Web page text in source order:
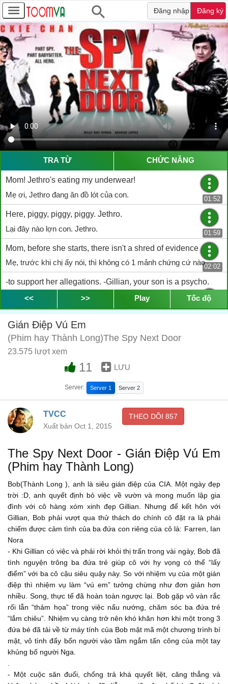
Đăng nhập Đăng ký
TRA TỪ CHỨC NĂNG
Mom! Jethro's eating my underwear!
Mẹ ơi, Jethro đang ăn đồ lót của con.
01:52
Here, piggy, piggy, piggy. Jethro.
Lại đây nào lợn con. Jethro.
01:59
Mom, before she starts, there isn't a shred of evidence
Mẹ, trước khi chị ấy nói, thì không có 1 mảnh chứng cứ nào02:02
-to support her allegations. -Gillian, your son is a psycho.
- để hỗ trợ cho lý lẽ của chị ấy. - Gillian, con trai mẹ bị tâm thần
rồi.
02:05
-He booby-trapped my hair dryer. -Nice hypothesis, but you
can't prove it.
- Nó đặt bẫy trong cái máy sấy tóc. - Giả thuyết hay, nhưng chị
không thể chứng minh.
-Yeah, but l can hurt you. -Mom! Mom! She needs to be
medicated.
- Phải, nhưng tao có thể đánh mày. - Mẹ ơi! Chị cần được chữa
trị.
- Coi nào Jethro - Lại đây
l hate this family. Come here.
Con ghét gia đình này! Lại đây ngay!
02:22
Jethro, you're getting a time out.
Jethro, mày sẽ không chạy thoát được đâu.
02:26
Come on, guys. Backpack.
Nhanh nào các con. Balô.
02:41
-What? It's in style. -lt's inappropriate. Go put on some jeans.
- Sao cơ? Phong cách mà? - Nó không hợp với con. Mặc đồ jean
vào.
And spit out the gum.
Và nhả kẹo singum đi.
02:54
Con muốn mặc màu gì hôm nay?
02:58
<< >> Play Tốc độ
Gián Điệp Vú Em
(Phim hay Thành Long)The Spy Next Door
23.575 lượt xem
11 LƯU
Server: Server 1 Server 2
TVCC
Xuất bản Oct 1, 2015
THEO DÕI 857
The Spy Next Door - Gián Điệp Vú Em
(Phim hay Thành Long)
Bob(Thành Long ), anh là siêu gián điệp của CIA. Một ngày đẹp
trời :D, anh quyết định bỏ việc về vườn và mong muốn lập gia
đình với cô hàng xóm xinh đẹp Gillian. Nhưng để kết hôn với
Gillian, Bob phải vượt qua thử thách do chính cô đặt ra là phải
chiếm được cảm tình của ba đứa con riêng của cô là: Farren, Ian
Nora
- Khi Gillian có việc và phải rời khỏi thị trấn trong vài ngày, Bob đã
tình nguyện trông ba đứa trẻ giúp cô với hy vọng có thể “lấy
điểm” với ba cô cậu siêu quậy này. So với nhiệm vụ của một gián
điệp thì nhiệm vụ làm “vú em” tưởng chừng như đơn giản hơn
nhiều. Song, thực tế đã hoàn toàn ngược lại. Bob gặp vô vàn rắc
rối lẫn “thảm họa” trong việc nấu nướng, chăm sóc ba đứa trẻ
“lắm chiêu”. Nhiệm vụ càng trở nên khó khăn hơn khi một trong 3
đứa bé đã tải về từ máy tính của Bob mật mã một chương trình bí
mật, vô tình đẩy bốn người vào tầm ngắm tấn công của một tay
khủng bố người Nga.
- Một cuộc săn đuổi, chống trả khá quyết liệt, căng thẳng và